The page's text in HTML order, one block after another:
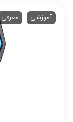
آموزشی معرفی